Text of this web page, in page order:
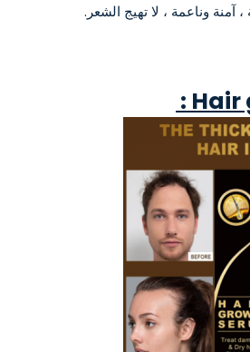
وناعمة ، لا تهيج الشعر.